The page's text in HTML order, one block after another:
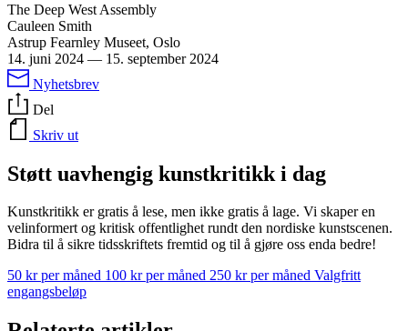
The Deep West Assembly
Cauleen Smith
Astrup Fearnley Museet, Oslo
14. juni 2024 — 15. september 2024
Nyhetsbrev
Del
Skriv ut
Støtt uavhengig kunstkritikk i dag
Kunstkritikk er gratis å lese, men ikke gratis å lage. Vi skaper en
velinformert og kritisk offentlighet rundt den nordiske kunstscenen.
Bidra til å sikre tidsskriftets fremtid og til å gjøre oss enda bedre!
50 kr per måned 100 kr per måned 250 kr per måned Valgfritt
engangsbeløp